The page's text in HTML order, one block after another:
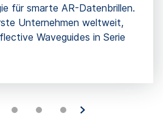
für smarte AR-Datenbrillen.
Unternehmen weltweit,
Waveguides in Serie